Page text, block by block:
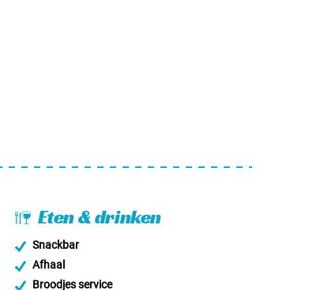
Eten & drinken
Snackbar
Afhaal
Broodjes service